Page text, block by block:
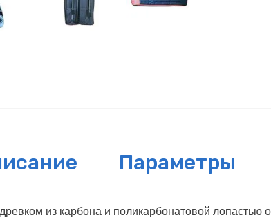
Параметры
из карбона и поликарбонатовой